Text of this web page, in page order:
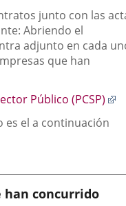
junto con las
Abriendo el
adjunto en cada
que han
Público (PCSP)
es el a continuación
han concurrido